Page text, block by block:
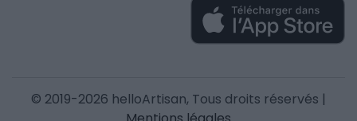
© 2019-2026 helloArtisan, Tous droits réservés |